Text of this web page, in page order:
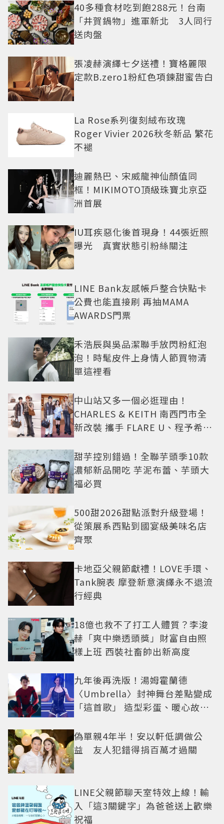
40多種食材吃到飽288元！台南
「井賀鍋物」進軍新北 3人同行
送肉盤
張凌赫演繹七夕送禮！寶格麗限
定款B.zero1粉紅色項鍊甜蜜告白
La Rose系列復刻絨布玫瑰
Roger Vivier 2026秋冬新品 繁花
不褪
迪麗熱巴、宋威龍神仙顏值同
框！MIKIMOTO頂級珠寶北京亞
洲首展
IU耳疾惡化後首現身！44張近照
曝光 真實狀態引粉絲關注
LINE Bank友感帳戶整合快點卡
公費也能直接刷 再抽MAMA
AWARDS門票
禾浩辰與吳品潔聯手放閃粉紅泡
泡！時髦皮件上身情人節買物清
單這裡看
中山站又多一個必逛理由！
CHARLES & KEITH 南西門市全
新改裝 攜手 FLARE U、程予希演
甜芋控別錯過！全聯芋頭季10款
濃郁新品開吃 芋泥布蕾、芋頭大
福必買
500甜2026甜點派對升級登場！
從策展系西點到國宴級美味名店
齊聚
卡地亞父親節獻禮！LOVE手環、
Tank腕表 摩登新意演繹永不退流
行經典
18億也救不了打工人體質？李浚
赫「爽中樂透頭獎」財富自由照
樣上班 西裝社畜帥出新高度
九年後再洗版！湯姆霍蘭德
〈Umbrella〉封神舞台差點變成
「這首歌」 造型彩蛋、暖心故事
偽單親4年半！安以軒低調做公
益 友人犯錯得捐百萬才過關
LINE父親節聊天室特效上線！輸
入「這3關鍵字」為爸爸送上歡樂
祝福